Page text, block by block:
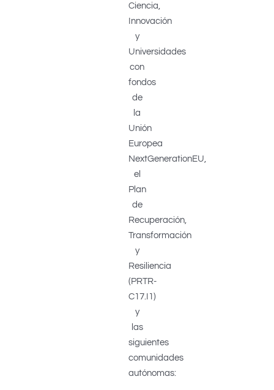
Ciencia,
Innovación
y
Universidades
con
fondos
de
la
Unión
Europea
NextGenerationEU,
el
Plan
de
Recuperación,
Transformación
y
Resiliencia
(PRTR-
C17.I1)
y
las
siguientes
comunidades
autónomas: